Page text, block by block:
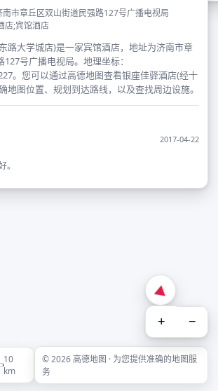
南市章丘区双山街道民强路127号广播电视局
店;宾馆酒店
路大学城店)是一家宾馆酒店，地址为济南市章
号广播电视局。地理坐标：
。您可以通过高德地图查看银座佳驿酒店(经十
地图位置、规划到达路线，以及查找周边设施。
2017-04-22
。
+ −
10
km
© 2026 高德地图 · 为您提供准确的地图服
务